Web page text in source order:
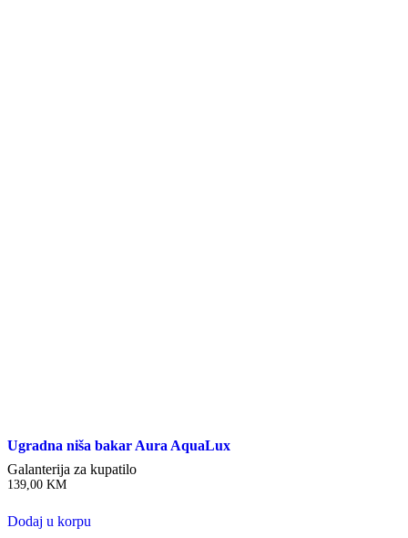
Ugradna niša bakar Aura AquaLux
Galanterija za kupatilo
139,00 KM
Dodaj u korpu